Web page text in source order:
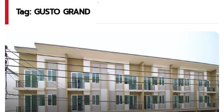
Tag: GUSTO GRAND